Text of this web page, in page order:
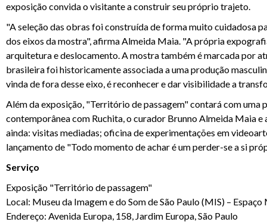
exposição convida o visitante a construir seu próprio trajeto.
"A seleção das obras foi construída de forma muito cuidadosa
dos eixos da mostra", afirma Almeida Maia. "A própria
arquitetura e deslocamento. A mostra também é marcada por
brasileira foi historicamente associada a uma produção
vinda de fora desse eixo, é reconhecer e dar visibilidade a
Além da exposição, "Território de passagem" contará com
contemporânea com Ruchita, o curador Brunno Almeida Maia
ainda: visitas mediadas; oficina de experimentações em
lançamento de "Todo momento de achar é um perder-se a si
Serviço
Exposição "Território de passagem"
Local: Museu da Imagem e do Som de São Paulo (MIS) –
Endereço: Avenida Europa, 158, Jardim Europa, São Paulo